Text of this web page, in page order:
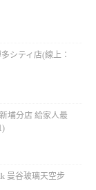
シティ店(線上：
埔分店 給家人最
曼谷玻璃天空步